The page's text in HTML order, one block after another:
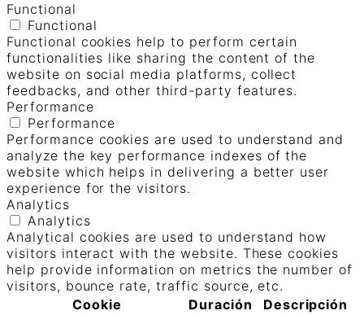
Functional
Functional
Functional cookies help to perform certain
functionalities like sharing the content of the
website on social media platforms, collect
feedbacks, and other third-party features.
Performance
Performance
Performance cookies are used to understand and
analyze the key performance indexes of the
website which helps in delivering a better user
experience for the visitors.
Analytics
Analytics
Analytical cookies are used to understand how
visitors interact with the website. These cookies
help provide information on metrics the number of
visitors, bounce rate, traffic source, etc.
Cookie
Duración Descripción